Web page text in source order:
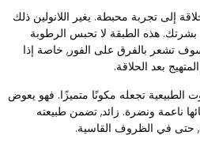
إلى تجربة محبطة. يغير اللانولين ذلك
هذه الطبقة لا تحبس الرطوبة
بالفرق على الفور, خاصة إذا
بعد الحلاقة.
تجعله مكونًا متميزًا. فهو يعوض
ناعمة ونضرة. زائد, تضمن طبيعته
في الظروف القاسية.